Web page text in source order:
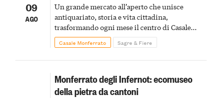
09
AGO
Un grande mercato all’aperto che unisce
antiquariato, storia e vita cittadina,
trasformando ogni mese il centro di Casale
Monferrato in un luogo di scoperta e racconto
Casale Monferrato Sagre & Fiere
Monferrato degli Infernot: ecomuseo
della pietra da cantoni